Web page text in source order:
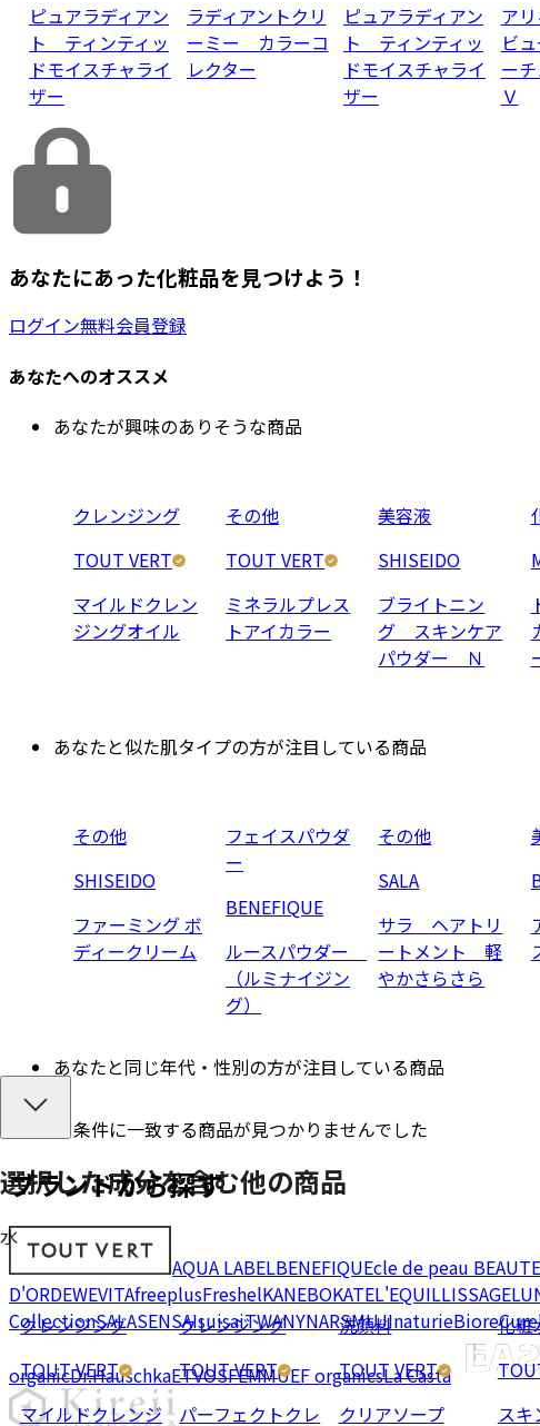
ピュアラディアン
ト ティンティッ
ドモイスチャライ
ザー
ラディアントクリ
ーミー カラーコ
レクター
ピュアラディアン
ト ティンティッ
ドモイスチャライ
ザー
ア
ビ
ー
Ｖ
選択した成分を含む他の商品
水
クレンジング
TOUT VERT
マイルドクレンジ
クレンジング
TOUT VERT
パーフェクトクレ
洗顔料
TOUT VERT
クリアソープ
化粧
スキ
あなたにあった化粧品を見つけよう！
ログイン無料会員登録
あなたへのオススメ
あなたが興味のありそうな商品
クレンジング
TOUT VERT
マイルドクレン
ジングオイル
その他
TOUT VERT
ミネラルプレス
トアイカラー
美容液
SHISEIDO
ブライトニン
グ スキンケア
パウダー Ｎ
あなたと似た肌タイプの方が注目している商品
その他
SHISEIDO
ファーミング ボ
ディークリーム
フェイスパウダ
ー
BENEFIQUE
ルースパウダー
（ルミナイジン
グ）
その他
SALA
サラ ヘアトリ
ートメント 軽
やかさらさら
あなたと同じ年代・性別の方が注目している商品
条件に一致する商品が見つかりませんでした
ブランドから探す
AQUA LABELBENEFIQUEcle de peau BEAUTE
D'ORDEWEVITAfreeplusFreshelKANEBOKATEL'EQUILLISSAGE
CollectionSALASENSAIsuisaiTWANYNARSMUJInaturieBiore
organicDr.HauschkaETVOSFEMMUEF organicsLa Casta